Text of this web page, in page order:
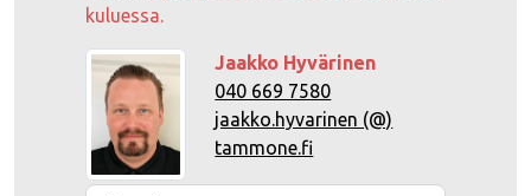
kuluessa.
Jaakko Hyvärinen
040 669 7580
jaakko.hyvarinen (@)
tammone.fi